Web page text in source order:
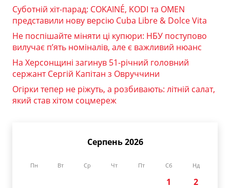
Суботній хіт-парад: COKAINÉ, KODI та OMEN
представили нову версію Cuba Libre & Dolce Vita
Не поспішайте міняти ці купюри: НБУ поступово
вилучає п’ять номіналів, але є важливий нюанс
На Херсонщині загинув 51-річний головний
сержант Сергій Капітан з Овруччини
Огірки тепер не ріжуть, а розбивають: літній салат,
який став хітом соцмереж
Серпень 2026
Пн Вт Ср Чт Пт Сб Нд
1
2